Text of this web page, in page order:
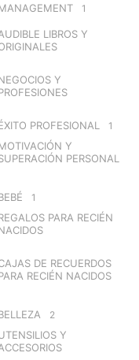
1
LIBROS Y
Y
PROFESIONAL 1
Y
PERSONAL
1
PARA RECIÉN
DE RECUERDOS
RECIÉN NACIDOS
2
Y